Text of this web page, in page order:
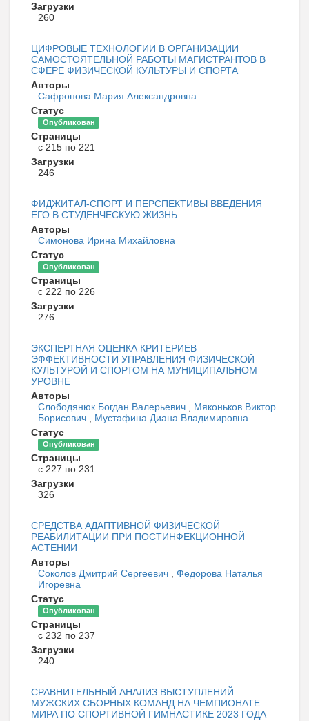
Загрузки
260
ЦИФРОВЫЕ ТЕХНОЛОГИИ В ОРГАНИЗАЦИИ
САМОСТОЯТЕЛЬНОЙ РАБОТЫ МАГИСТРАНТОВ В
СФЕРЕ ФИЗИЧЕСКОЙ КУЛЬТУРЫ И СПОРТА
Авторы
Сафронова Мария Александровна
Статус
Опубликован
Страницы
с 215 по 221
Загрузки
246
ФИДЖИТАЛ-СПОРТ И ПЕРСПЕКТИВЫ ВВЕДЕНИЯ
ЕГО В СТУДЕНЧЕСКУЮ ЖИЗНЬ
Авторы
Симонова Ирина Михайловна
Статус
Опубликован
Страницы
с 222 по 226
Загрузки
276
ЭКСПЕРТНАЯ ОЦЕНКА КРИТЕРИЕВ
ЭФФЕКТИВНОСТИ УПРАВЛЕНИЯ ФИЗИЧЕСКОЙ
КУЛЬТУРОЙ И СПОРТОМ НА МУНИЦИПАЛЬНОМ
УРОВНЕ
Авторы
Слободянюк Богдан Валерьевич , Мяконьков Виктор
Борисович , Мустафина Диана Владимировна
Статус
Опубликован
Страницы
с 227 по 231
Загрузки
326
СРЕДСТВА АДАПТИВНОЙ ФИЗИЧЕСКОЙ
РЕАБИЛИТАЦИИ ПРИ ПОСТИНФЕКЦИОННОЙ
АСТЕНИИ
Авторы
Соколов Дмитрий Сергеевич , Федорова Наталья
Игоревна
Статус
Опубликован
Страницы
с 232 по 237
Загрузки
240
СРАВНИТЕЛЬНЫЙ АНАЛИЗ ВЫСТУПЛЕНИЙ
МУЖСКИХ СБОРНЫХ КОМАНД НА ЧЕМПИОНАТЕ
МИРА ПО СПОРТИВНОЙ ГИМНАСТИКЕ 2023 ГОДА